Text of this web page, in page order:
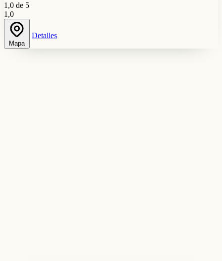
1,0 de 5
1,0
Mapa
Detalles